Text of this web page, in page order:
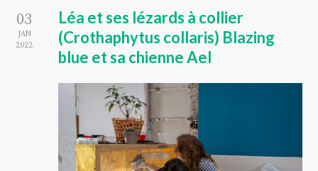
03
JAN
2022
Léa et ses lézards à collier
(Crothaphytus collaris) Blazing
blue et sa chienne Ael